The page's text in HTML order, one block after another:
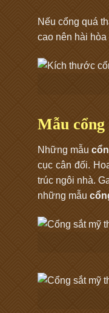
Nếu cổng quá
cao nên hài hòa
Mẫu
Những mẫu
cục cân đối.
trúc ngôi nhà.
những mẫu